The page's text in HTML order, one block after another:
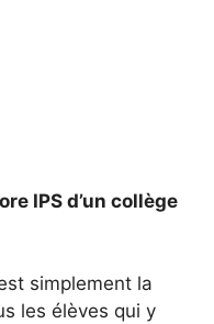
IPS d’un collège
simplement la
les élèves qui y